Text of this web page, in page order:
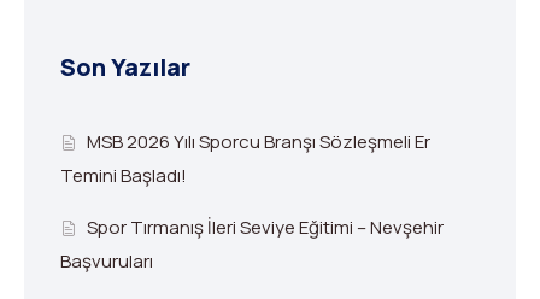
Son Yazılar
MSB 2026 Yılı Sporcu Branşı Sözleşmeli Er
Temini Başladı!
Spor Tırmanış İleri Seviye Eğitimi – Nevşehir
Başvuruları